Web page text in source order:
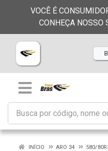
VOCÊ É
CONHEÇA NOSSO
INÍCIO ARO 34
580/